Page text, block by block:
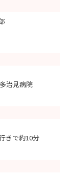
治見病院
きで約10分